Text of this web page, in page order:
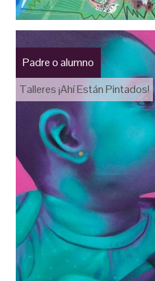
Padre o alumno
Talleres ¡Ahí Están Pintados!